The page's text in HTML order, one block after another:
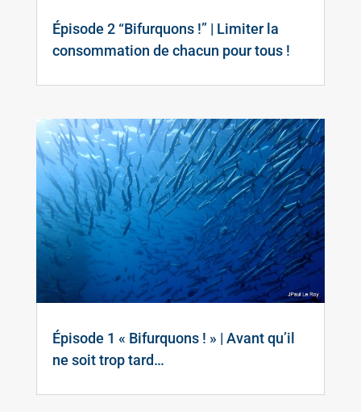
Épisode 2 “Bifurquons !” | Limiter la
consommation de chacun pour tous !
Épisode 1 « Bifurquons ! » | Avant qu’il
ne soit trop tard…